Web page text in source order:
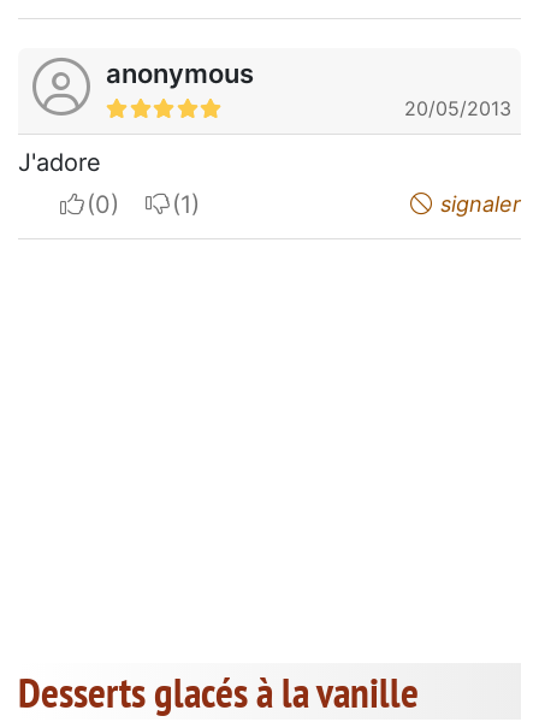
anonymous
20/05/2013
J'adore
I apreciateI do not appreciate signaler
Desserts glacés à la vanille